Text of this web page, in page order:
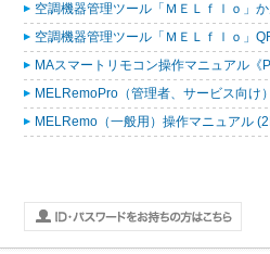
空調機器管理ツール「ＭＥＬｆｌｏ」
空調機器管理ツール「ＭＥＬｆｌｏ」
MAスマートリモコン操作マニュアル《
MELRemoPro（管理者、サービス向け
MELRemo（一般用）操作マニュアル